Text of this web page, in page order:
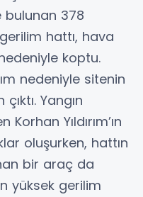
bulunan 378
hattı, hava
koptu.
nedeniyle sitenin
Yangın
Yıldırım’ın
oluşurken, hattın
bir araç da
yüksek gerilim